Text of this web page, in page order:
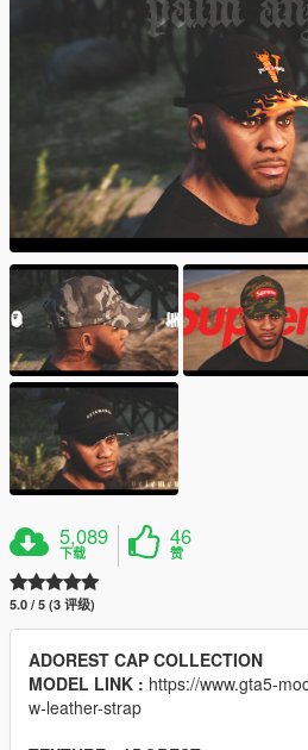
5,089
下载
46
赞
5.0 / 5 (3 评级)
ADOREST CAP COLLECTION
MODEL LINK : https://www.gta5-
w-leather-strap